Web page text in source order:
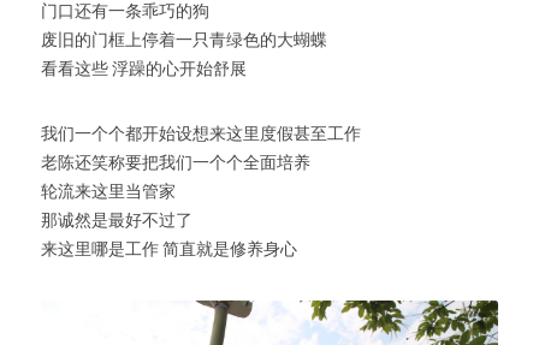
门口还有一条乖巧的狗
废旧的门框上停着一只青绿色的大蝴蝶
看看这些 浮躁的心开始舒展
我们一个个都开始设想来这里度假甚至工作
老陈还笑称要把我们一个个全面培养
轮流来这里当管家
那诚然是最好不过了
来这里哪是工作 简直就是修养身心